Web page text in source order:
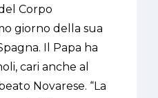
Corpo
giorno della sua
Il Papa ha
cari anche al
Novarese. “La